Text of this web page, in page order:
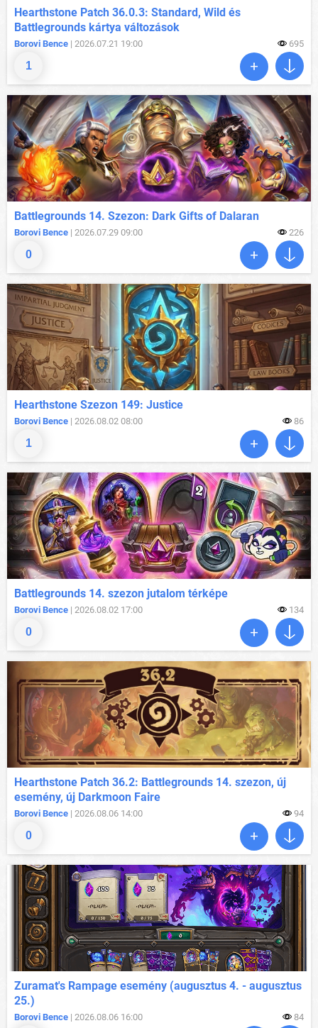
1
Hearthstone Patch 36.0.3: Standard, Wild és
Battlegrounds kártya változások
Borovi Bence | 2026.07.21 19:00 695
0
Battlegrounds 14. Szezon: Dark Gifts of Dalaran
Borovi Bence | 2026.07.29 09:00 226
1
Hearthstone Szezon 149: Justice
Borovi Bence | 2026.08.02 08:00 86
0
Battlegrounds 14. szezon jutalom térképe
Borovi Bence | 2026.08.02 17:00 134
0
Hearthstone Patch 36.2: Battlegrounds 14. szezon, új
esemény, új Darkmoon Faire
Borovi Bence | 2026.08.06 14:00 94
Zuramat's Rampage esemény (augusztus 4. - augusztus
25.)
Borovi Bence | 2026.08.06 16:00 84